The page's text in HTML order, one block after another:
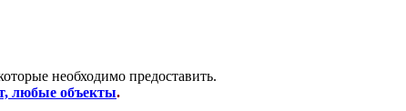
необходимо предоставить.
любые объекты.